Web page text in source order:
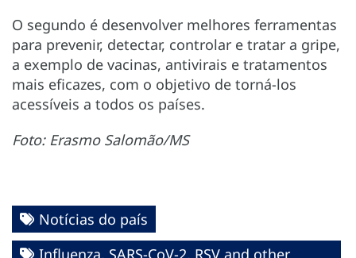
O segundo é desenvolver melhores ferramentas
para prevenir, detectar, controlar e tratar a gripe,
a exemplo de vacinas, antivirais e tratamentos
mais eficazes, com o objetivo de torná-los
acessíveis a todos os países.
Foto: Erasmo Salomão/MS
Notícias do país